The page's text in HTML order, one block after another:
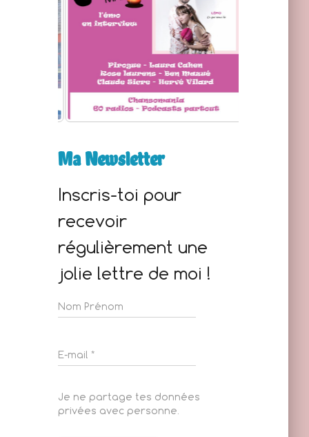
e
r
:
Ma Newsletter
Inscris-toi pour
recevoir
régulièrement une
jolie lettre de moi !
Je ne partage tes données
privées avec personne.